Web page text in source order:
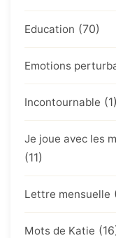
Education (70)
Emotions
Incontournable (1)
Je joue avec les
(11)
Lettre mensuelle
Mots de Katie